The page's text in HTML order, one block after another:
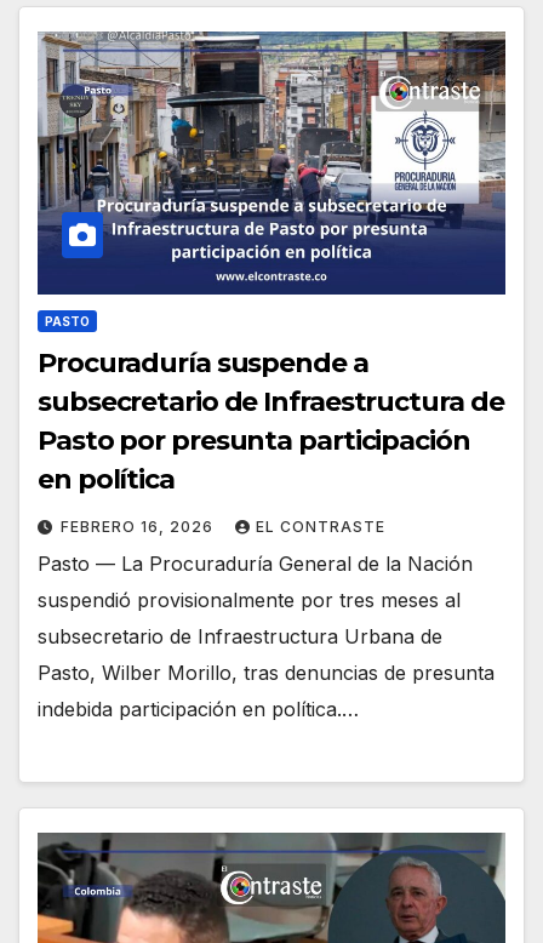
PASTO
Procuraduría suspende a
subsecretario de Infraestructura de
Pasto por presunta participación
en política
FEBRERO 16, 2026 EL CONTRASTE
Pasto — La Procuraduría General de la Nación
suspendió provisionalmente por tres meses al
subsecretario de Infraestructura Urbana de
Pasto, Wilber Morillo, tras denuncias de presunta
indebida participación en política.…